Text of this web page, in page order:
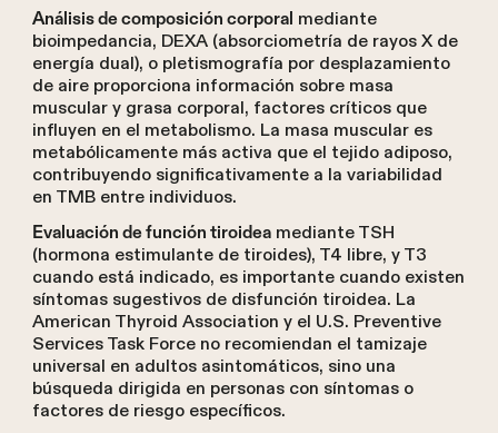
Análisis de composición corporal mediante
bioimpedancia, DEXA (absorciometría de rayos X de
energía dual), o pletismografía por desplazamiento
de aire proporciona información sobre masa
muscular y grasa corporal, factores críticos que
influyen en el metabolismo. La masa muscular es
metabólicamente más activa que el tejido adiposo,
contribuyendo significativamente a la variabilidad
en TMB entre individuos.
Evaluación de función tiroideamediante TSH
(hormona estimulante de tiroides), T4 libre, y T3
cuando está indicado, es importante cuando existen
síntomas sugestivos de disfunción tiroidea. La
American Thyroid Association y el U.S. Preventive
Services Task Force no recomiendan el tamizaje
universal en adultos asintomáticos, sino una
búsqueda dirigida en personas con síntomas o
factores de riesgo específicos.